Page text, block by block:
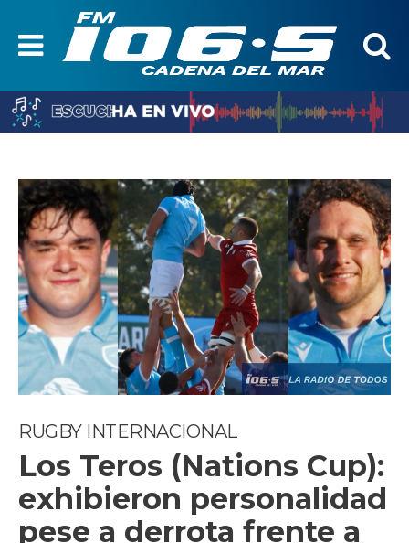
RUGBY INTERNACIONAL
Los Teros (Nations Cup):
exhibieron personalidad
pese a derrota frente a